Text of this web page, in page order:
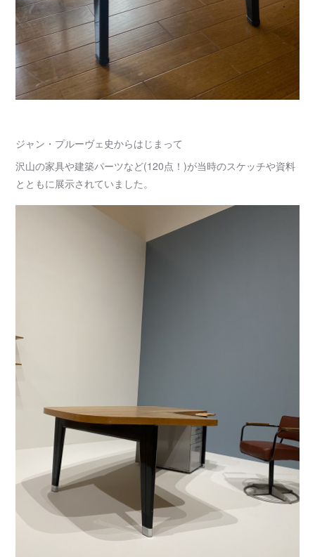
ジャン・プルーヴェ史からはじまって
沢山の家具や建築パーツなど(120点！)が当時のスケッチや資料
とともに展示されていました。